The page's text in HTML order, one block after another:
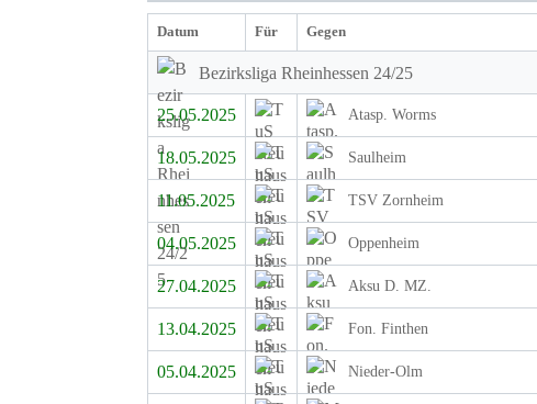
Datum Für Gegen
Bezirksliga Rheinhessen 24/25
25.05.2025 Atasp. Worms
18.05.2025 Saulheim
11.05.2025 TSV Zornheim
04.05.2025 Oppenheim
27.04.2025 Aksu D. MZ.
13.04.2025 Fon. Finthen
05.04.2025 Nieder-Olm